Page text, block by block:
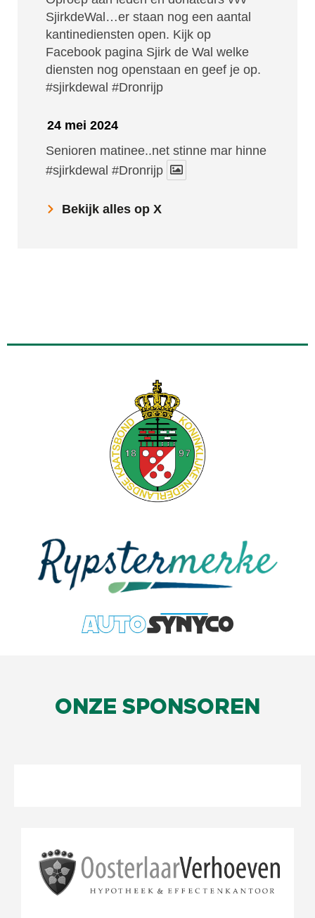
SjirkdeWal…er staan nog een aantal
kantinediensten open. Kijk op
Facebook pagina Sjirk de Wal welke
diensten nog openstaan en geef je op.
#sjirkdewal #Dronrijp
24 mei 2024
Senioren matinee..net stinne mar hinne
#sjirkdewal #Dronrijp
Bekijk alles op X
ONZE SPONSOREN